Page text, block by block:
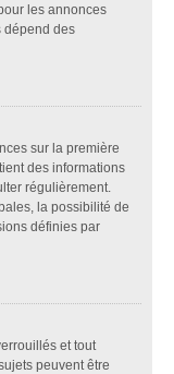
les annonces
dépend des
sur la première
des informations
régulièrement.
la possibilité de
définies par
et tout
peuvent être